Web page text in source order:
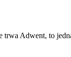
Adwent, to